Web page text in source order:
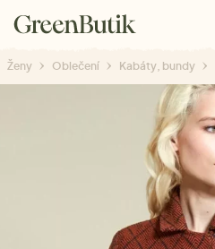
Ženy Oblečení Kabáty, bundy